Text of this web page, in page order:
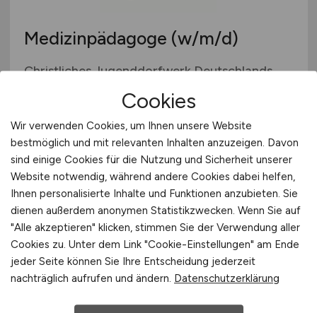
Medizinpädagoge (w/m/d)
Christliches Jugenddorfwerk Deutschlands
Cookies
Wir verwenden Cookies, um Ihnen unsere Website
bestmöglich und mit relevanten Inhalten anzuzeigen. Davon
sind einige Cookies für die Nutzung und Sicherheit unserer
Website notwendig, während andere Cookies dabei helfen,
Ihnen personalisierte Inhalte und Funktionen anzubieten. Sie
dienen außerdem anonymen Statistikzwecken. Wenn Sie auf
"Alle akzeptieren" klicken, stimmen Sie der Verwendung aller
Cookies zu. Unter dem Link "Cookie-Einstellungen" am Ende
jeder Seite können Sie Ihre Entscheidung jederzeit
nachträglich aufrufen und ändern. Datenschutzerklärung